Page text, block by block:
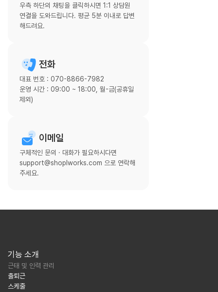
우측 하단의 채팅을 클릭하시면 1:1 상담원
연결을 도와드립니다. 평균 5분 이내로 답변
해드려요.
전화
대표 번호 : 070-8866-7982
운영 시간 : 09:00 ~ 18:00, 월-금(공휴일
제외)
이메일
구체적인 문의 · 대화가 필요하시다면
support@shoplworks.com 으로 연락해
주세요.
기능 소개
근태 및 인력 관리
출퇴근
스케줄